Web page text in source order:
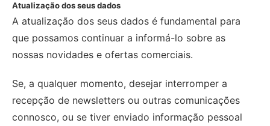
Atualização dos seus dados
A atualização dos seus dados é fundamental para
que possamos continuar a informá-lo sobre as
nossas novidades e ofertas comerciais.
Se, a qualquer momento, desejar interromper a
recepção de newsletters ou outras comunicações
connosco, ou se tiver enviado informação pessoal